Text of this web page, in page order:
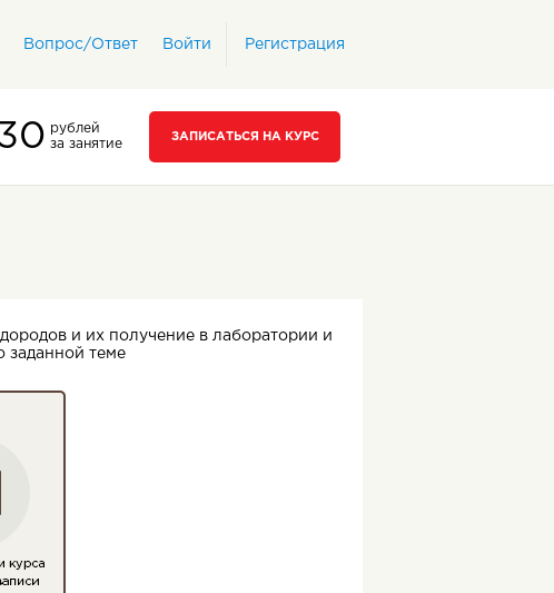
Вопрос/Ответ Войти Регистрация
рублей
за занятие
ЗАПИСАТЬСЯ НА КУРС
и их получение в лаборатории и
заданной теме